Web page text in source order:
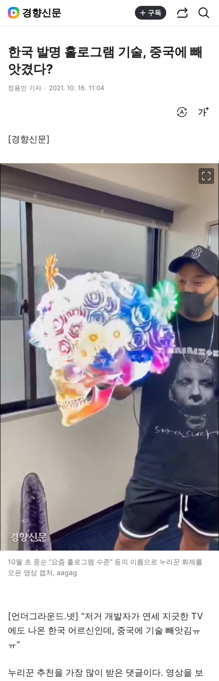
경향신문 구독
한국 발명 홀로그램 기술, 중국에 빼
앗겼다?
정용인 기자 2021. 10. 16. 11:04
[경향신문]
10월 초 중순 “요즘 홀로그램 수준” 등의 이름으로 누리꾼 화제를
모은 영상 캡처, aagag
[언더그라운드.넷] “저거 개발자가 연세 지긋한 TV
에도 나온 한국 어르신인데, 중국에 기술 빼앗김ㅠ
ㅠ”
누리꾼 추천을 가장 많이 받은 댓글이다. 영상을 보